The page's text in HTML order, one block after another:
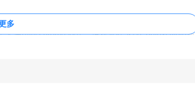
法访问 chrome 商店，请在本站下载Context Note插
多